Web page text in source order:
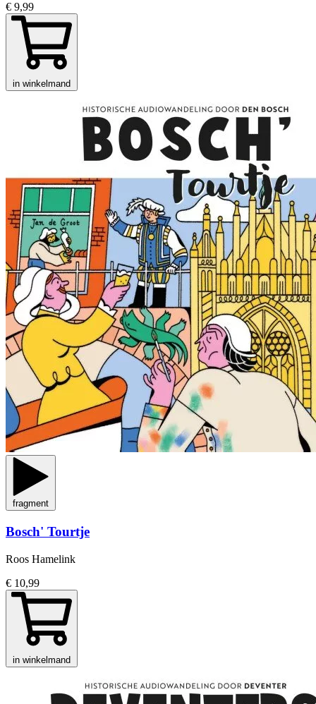
€ 9,99
in winkelmand
fragment
Bosch' Tourtje
Roos Hamelink
€ 10,99
in winkelmand